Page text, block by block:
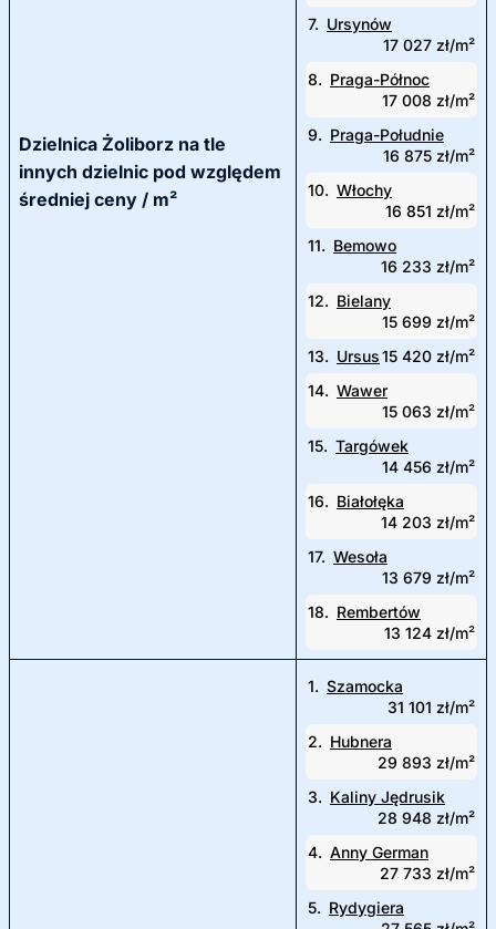
Dzielnica Żoliborz na tle
innych dzielnic pod względem
średniej ceny / m²
7. Ursynów
17 027 zł/m²
8. Praga-Północ
17 008 zł/m²
9. Praga-Południe
16 875 zł/m²
10. Włochy
16 851 zł/m²
11. Bemowo
16 233 zł/m²
12. Bielany
15 699 zł/m²
13. Ursus15 420 zł/m²
14. Wawer
15 063 zł/m²
15. Targówek
14 456 zł/m²
16. Białołęka
14 203 zł/m²
17. Wesoła
13 679 zł/m²
18. Rembertów
13 124 zł/m²
1. Szamocka
31 101 zł/m²
2. Hubnera
29 893 zł/m²
3. Kaliny Jędrusik
28 948 zł/m²
4. Anny German
27 733 zł/m²
5. Rydygiera